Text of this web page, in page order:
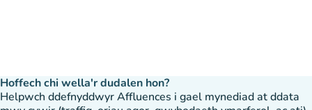
Hoffech chi wella'r dudalen hon?
Helpwch ddefnyddwyr Affluences i gael mynediad at ddata